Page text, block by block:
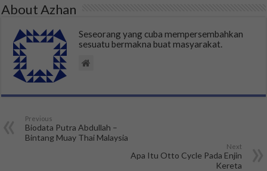
About Azhan
Seseorang yang cuba mempersembahkan
sesuatu bermakna buat masyarakat.
Previous
Biodata Putra Abdullah –
Bintang Muay Thai Malaysia
Next
Apa Itu Otto Cycle Pada Enjin
Kereta